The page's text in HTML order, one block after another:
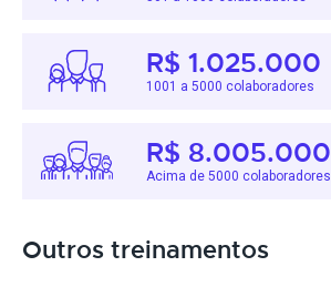
R$ 1.025.000
1001 a 5000 colaboradores
R$ 8.005.000
Acima de 5000 colaboradores
Outros treinamentos